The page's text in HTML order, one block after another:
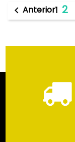
 Anterior1 2